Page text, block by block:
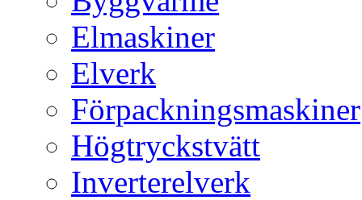
Elmaskiner
Elverk
Förpackningsmaskiner
Högtryckstvätt
Inverterelverk